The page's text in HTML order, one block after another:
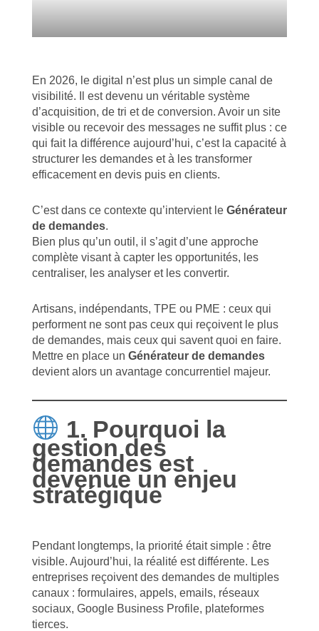
En 2026, le digital n’est plus un simple canal de
visibilité. Il est devenu un véritable système
d’acquisition, de tri et de conversion. Avoir un site
visible ou recevoir des messages ne suffit plus : ce
qui fait la différence aujourd’hui, c’est la capacité à
structurer les demandes et à les transformer
efficacement en devis puis en clients.
C’est dans ce contexte qu’intervient le Générateur
de demandes.
Bien plus qu’un outil, il s’agit d’une approche
complète visant à capter les opportunités, les
centraliser, les analyser et les convertir.
Artisans, indépendants, TPE ou PME : ceux qui
performent ne sont pas ceux qui reçoivent le plus
de demandes, mais ceux qui savent quoi en faire.
Mettre en place un Générateur de demandes
devient alors un avantage concurrentiel majeur.
1. Pourquoi la
gestion des
demandes est
devenue un enjeu
stratégique
Pendant longtemps, la priorité était simple : être
visible. Aujourd’hui, la réalité est différente. Les
entreprises reçoivent des demandes de multiples
canaux : formulaires, appels, emails, réseaux
sociaux, Google Business Profile, plateformes
tierces.